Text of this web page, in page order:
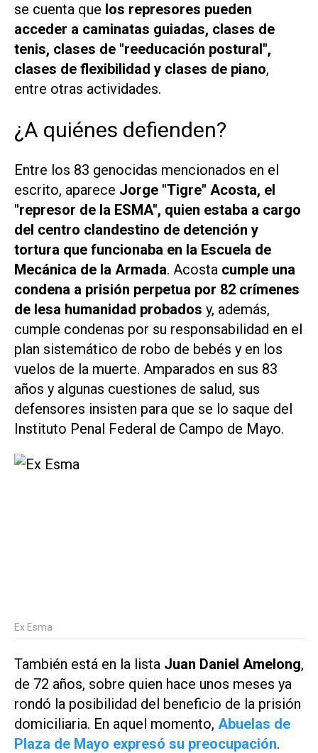
se cuenta que los represores pueden
acceder a caminatas guiadas, clases de
tenis, clases de "reeducación postural",
clases de flexibilidad y clases de piano,
entre otras actividades.
¿A quiénes defienden?
Entre los 83 genocidas mencionados en el
escrito, aparece Jorge "Tigre" Acosta, el
"represor de la ESMA", quien estaba a cargo
del centro clandestino de detención y
tortura que funcionaba en la Escuela de
Mecánica de la Armada. Acosta cumple una
condena a prisión perpetua por 82 crímenes
de lesa humanidad probados y, además,
cumple condenas por su responsabilidad en el
plan sistemático de robo de bebés y en los
vuelos de la muerte. Amparados en sus 83
años y algunas cuestiones de salud, sus
defensores insisten para que se lo saque del
Instituto Penal Federal de Campo de Mayo.
Ex Esma
También está en la lista Juan Daniel Amelong,
de 72 años, sobre quien hace unos meses ya
rondó la posibilidad del beneficio de la prisión
domiciliaria. En aquel momento, Abuelas de
Plaza de Mayo expresó su preocupación.